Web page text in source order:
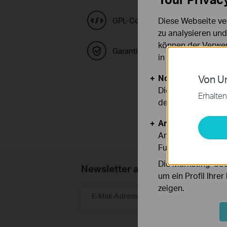
GPL-Code-Center
Garantie
Newsletter abonnieren
E-Mail-Adresse
Von
Diese Webseite
zu analysieren
können der
in unseren
Notwendige
Diese Cookies
deaktiviert
Analyse- und
Analyse-Cookies
Funktionsweise
Die Marketing-
um ein Profil Ihrer
zeigen.